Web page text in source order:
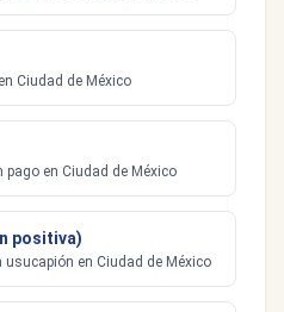
Ciudad de México
en Ciudad de México
positiva)
en Ciudad de México